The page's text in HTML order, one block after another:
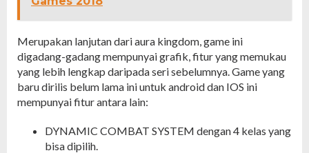
Merupakan lanjutan dari aura kingdom, game ini
digadang-gadang mempunyai grafik, fitur yang memukau
yang lebih lengkap daripada seri sebelumnya. Game yang
baru dirilis belum lama ini untuk android dan IOS ini
mempunyai fitur antara lain:
DYNAMIC COMBAT SYSTEM dengan 4 kelas yang
bisa dipilih.